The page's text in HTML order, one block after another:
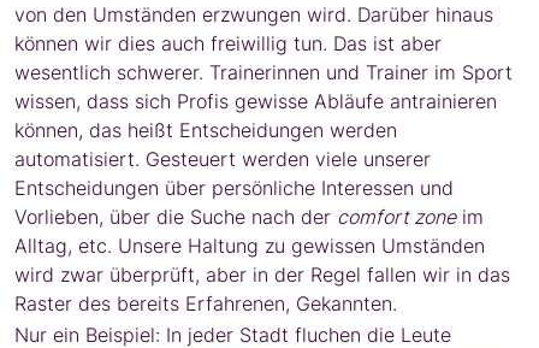
von den Umständen erzwungen wird. Darüber hinaus
können wir dies auch freiwillig tun. Das ist aber
wesentlich schwerer. Trainerinnen und Trainer im Sport
wissen, dass sich Profis gewisse Abläufe antrainieren
können, das heißt Entscheidungen werden
automatisiert. Gesteuert werden viele unserer
Entscheidungen über persönliche Interessen und
Vorlieben, über die Suche nach der comfort zoneim
Alltag, etc. Unsere Haltung zu gewissen Umständen
wird zwar überprüft, aber in der Regel fallen wir in das
Raster des bereits Erfahrenen, Gekannten.
Nur ein Beispiel: In jeder Stadt fluchen die Leute